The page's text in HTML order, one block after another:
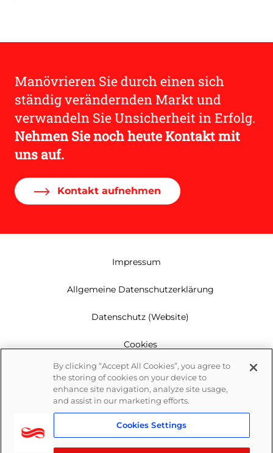
Manövrieren Sie durch einen sich
ständig verändernden Markt und
verwandeln Sie Unsicherheit in Erfolg.
Nehmen Sie noch heute Kontakt mit
uns auf.
Kontakt aufnehmen
Impressum
Allgemeine Datenschutzerklärung
Datenschutz (Website)
Cookies
Garantie
Newsletter
Whistleblowing
By clicking “Accept All Cookies”, you agree to
the storing of cookies on your device to
enhance site navigation, analyze site usage,
and assist in our marketing efforts.
Cookies Settings